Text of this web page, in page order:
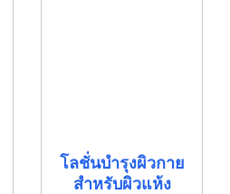
โลชั่นบำรุงผิวกาย
สำหรับผิวแห้ง